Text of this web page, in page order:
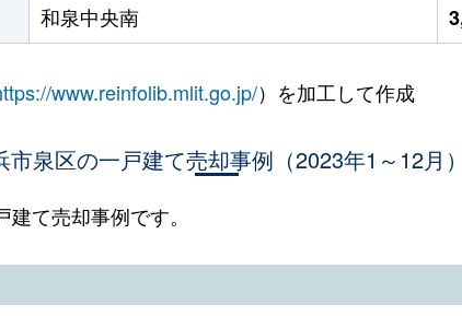
和泉中央南
www.reinfolib.mlit.go.jp/）を加工して作成
市泉区の一戸建て売却事例（2023年1～12月）
て売却事例です。